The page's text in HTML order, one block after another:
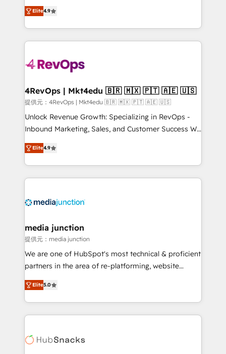
HubSpot experience ✔️Flexible pricing models —
Hourly-fee (assigned one Dedicated HubSpot
requirement). ✔️Helped over 25,000+ customers so
far with our HubSpot solutions. ✔️Bespoke apps &
on-demand bundle services. Connect with us today!
Hire an agency that's experienced in every inch of
HubSpot and willing to work hand-in-hand with your
team to simplify the complex and build a better
experience for your team and customers.
Elite4.9
4RevOps | Mkt4edu 🇧🇷 🇲🇽 🇵🇹 🇦🇪 🇺🇸
提供元：4RevOps | Mkt4edu 🇧🇷 🇲🇽 🇵🇹 🇦🇪 🇺🇸
Unlock Revenue Growth: Specializing in RevOps -
Inbound Marketing, Sales, and Customer Success We
specialize in driving revenue growth for companies
across industries through tailored marketing, sales,
and customer success strategies, utilizing RevOps
methodologies. As Latin America's largest HubSpot
offer unparalleled insights. Operating in five
Mexico, USA, and Portugal—we've executed over a
hundred successful operations. Our approach,
rooted in RevOps principles, integrates analysis,
training, planning, and qualification. Leveraging
inbound marketing tactics, we focus on
understanding, nurturing, and converting leads.
competitive market.
Elite4.9
media junction
提供元：media junction
We are one of HubSpot's most technical & proficient
partners in the area of re-platforming, website
design & development. We specialize in multi-hub
implementations for mid-market & enterprise
companies. We are woman-owned, powered by
coffee, and we ❤️ dogs. We produce award-winning
Impact Award 🏆2022 Technical Expertise Impact
Elite5.0